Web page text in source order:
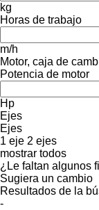
kg
Horas de trabajo
m/h
Motor, caja de
Potencia de motor
Hp
Ejes
Ejes
1 eje 2 ejes
mostrar todos
¿Le faltan algunos
Sugiera un cambio
Resultados de la
-